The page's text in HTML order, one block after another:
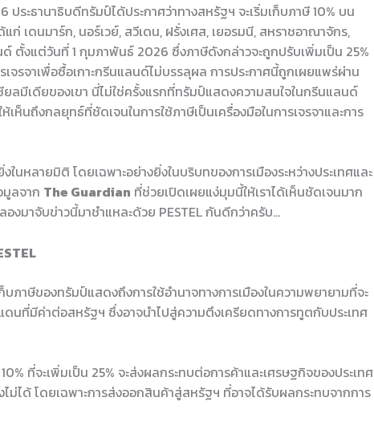
ประธานาธิบดีทรัมป์ได้ประกาศว่าทางสหรัฐฯ จะเริ่มเก็บภาษี 10% บน
ก่ เดนมาร์ก, นอร์เวย์, สวีเดน, ฝรั่งเศส, เยอรมนี, สหราชอาณาจักร,
ตั้งแต่วันที่ 1 กุมภาพันธ์ 2026 ซึ่งภาษีดังกล่าวจะถูกปรับเพิ่มเป็น 25%
เจรจาเพื่อซื้อเกาะกรีนแลนด์ไม่บรรลุผล การประกาศนี้ถูกเผยแพร่ผ่าน
ลมีเดียของเขา นี่ไม่ใช่ครั้งแรกที่ทรัมป์แสดงความสนใจในกรีนแลนด์
เห็นถึงกลยุทธ์ที่ชัดเจนในการใช้ภาษีเป็นเครื่องมือในการเจรจาและการ
นหลายมิติ โดยเฉพาะอย่างยิ่งในบริบทของการเมืองระหว่างประเทศและ
ลจาก The Guardian ที่ช่วยเปิดเผยแง่มุมนี้ให้เราได้เห็นชัดเจนมาก
ลองมาจับข่าวนี้มาชำแหละด้วย PESTEL กันดีกว่าครับ…
บภาษีของทรัมป์แสดงถึงการใช้อำนาจทางการเมืองในความพยายามที่จะ
นที่มีค่าต่อสหรัฐฯ ซึ่งอาจนำไปสู่ความตึงเครียดทางการทูตกับประเทศ
ที่จะเพิ่มเป็น 25% จะส่งผลกระทบต่อการค้าและเศรษฐกิจของประเทศ
ม่ได้ โดยเฉพาะการส่งออกสินค้าสู่สหรัฐฯ ที่อาจได้รับผลกระทบจากการ